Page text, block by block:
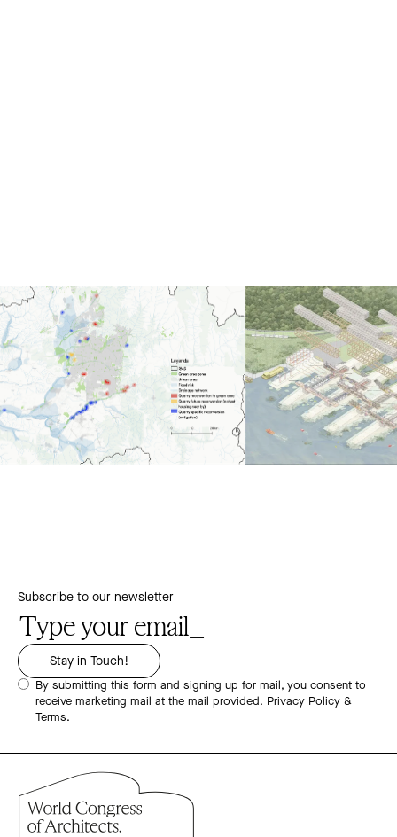
Subscribe to our newsletter
By submitting this form and signing up for mail, you consent to
receive marketing mail at the mail provided. Privacy Policy &
Terms.